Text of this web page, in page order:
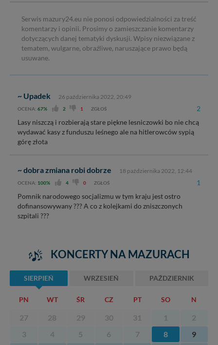
Serwis mazury24.eu nie ponosi odpowiedzialności za treść
komentarzy i opinii. Prosimy o zamieszczanie komentarzy
dotyczących danej tematyki dyskusji. Wpisy niezwiązane z
tematem, wulgarne, obraźliwe, naruszające prawo będą
usuwane.
~ Upadek 26 października 2022, 20:49
OCENA: 67% 2 1 ZGŁOŚ 2
Lasy niszczą i rozbierają stare piękne lesniczowki bo nie chcą
wydawać kasy z funduszu leśnego ale na hitlerowców sypią
górę złota
~ dobra zmiana robi dobrze 18 października 2022, 12:44
OCENA: 100% 4 0 ZGŁOŚ 1
Pomnik narodowego socjalizmu w tym kraju jest ostro
dofinansowywany ??? A co z kolejkami do zniszczonych
szpitali ???
KONCERTY NA MAZURACH
SIERPIEŃ WRZESIEŃ PAŹDZIERNIK
PN WT ŚR CZ PT SO N
27 28 29 30 31 1
2
3
4 5 6 7 8
9